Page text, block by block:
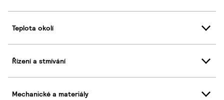
Teplota okolí
Řízení a stmívání
Mechanické a materiály